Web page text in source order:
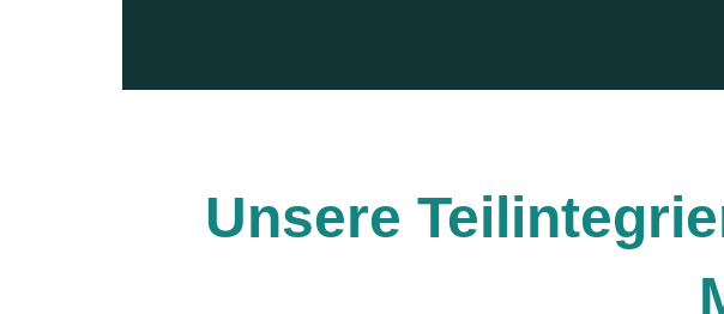
Unsere